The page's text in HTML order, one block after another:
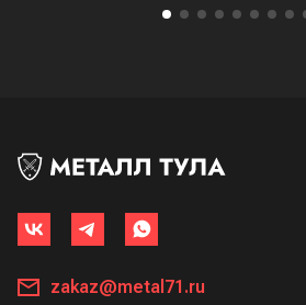
zakaz@metal71.ru